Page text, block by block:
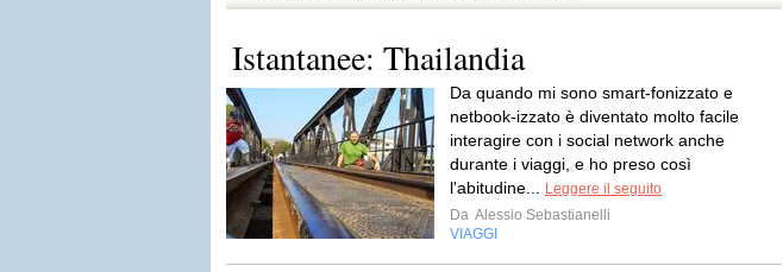
Istantanee: Thailandia
Da quando mi sono smart-fonizzato e
netbook-izzato è diventato molto facile
interagire con i social network anche
durante i viaggi, e ho preso così
l'abitudine...
Leggere il seguito
Da Alessio Sebastianelli
VIAGGI